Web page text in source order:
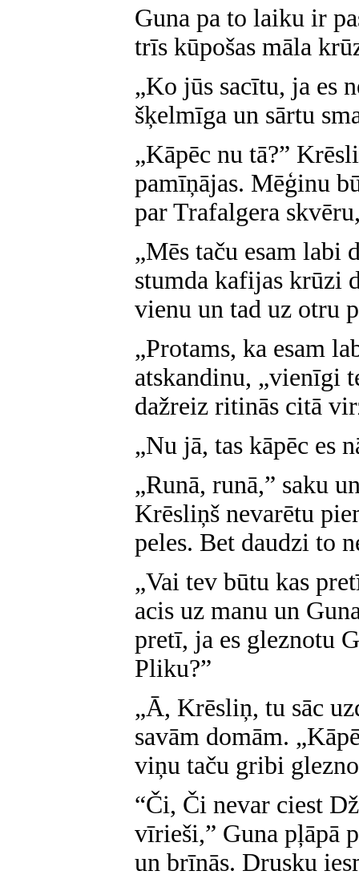
Guna pa to laiku ir
trīs kūpošas māla
„Ko jūs sacītu, ja es
šķelmīga un sārtu
„Kāpēc nu tā?”
pamīņājas. Mēģinu
par Trafalgera
„Mēs taču esam labi
stumda kafijas krūzi
vienu un tad uz otru
„Protams, ka esam
atskandinu, „vienīgi
dažreiz ritinās citā
„Nu jā, tas kāpēc es
„Runā, runā,” saku
Krēsliņš nevarētu
peles. Bet daudzi to
„Vai tev būtu kas
acis uz manu un
pretī, ja es gleznotu
Pliku?”
„Ā, Krēsliņ, tu sāc
savām domām.
viņu taču gribi
“Či, Či nevar ciest
vīrieši,” Guna pļāpā
un brīnās. Drusku